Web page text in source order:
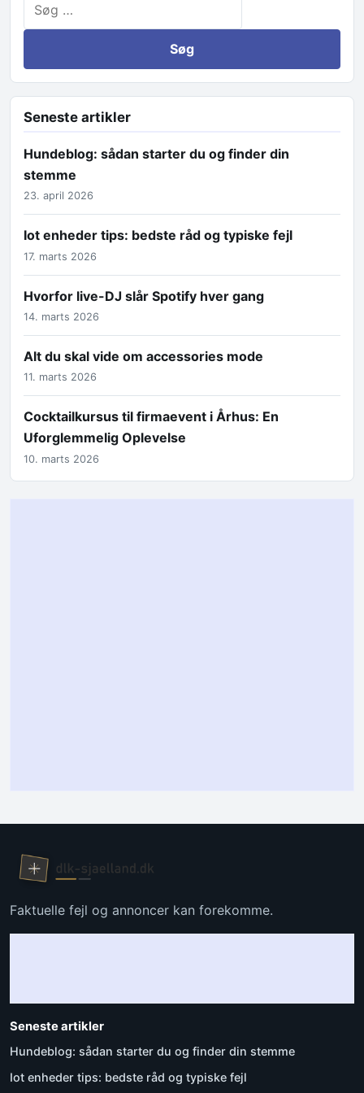
Seneste artikler
Hundeblog: sådan starter du og finder din
stemme
23. april 2026
Iot enheder tips: bedste råd og typiske fejl
17. marts 2026
Hvorfor live-DJ slår Spotify hver gang
14. marts 2026
Alt du skal vide om accessories mode
11. marts 2026
Cocktailkursus til firmaevent i Århus: En
Uforglemmelig Oplevelse
10. marts 2026
Faktuelle fejl og annoncer kan forekomme.
Seneste artikler
Hundeblog: sådan starter du og finder din stemme
Iot enheder tips: bedste råd og typiske fejl